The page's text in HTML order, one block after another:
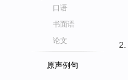
口语
书面语
论文
原声例句